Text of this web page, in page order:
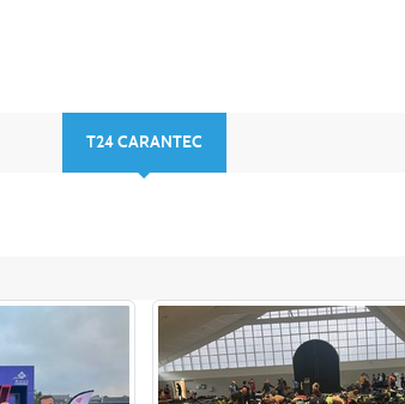
T24 CARANTEC